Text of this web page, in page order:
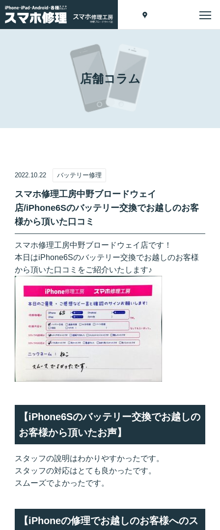
店舗コラム
2022.10.22 バッテリー修理
スマホ修理工房中野ブロードウェイ
店/iPhone6Sのバッテリー交換でお越しのお客
様から頂いた口コミ
スマホ修理工房中野ブロードウェイ店です！
本日はiPhone6Sのバッテリー交換でお越しのお客様
から頂いた口コミをご紹介いたします♪
【iPhone6Sのバッテリー交換でお越しの
お客様から頂いたお声】
スタッフの說明はわかりやすかったです。
スタッフの対応はとても良かったです。
スムーズでよかったです。
【iPhoneの修理でお越しのお客様へのス